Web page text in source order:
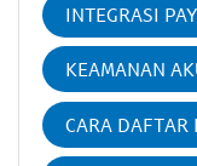
INTEGRASI
KEAMANAN
CARA DAFTAR